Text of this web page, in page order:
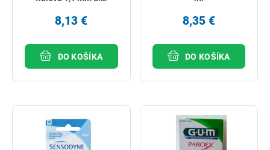
8,13 €
DO KOŠÍKA
8,35 €
DO KOŠÍKA